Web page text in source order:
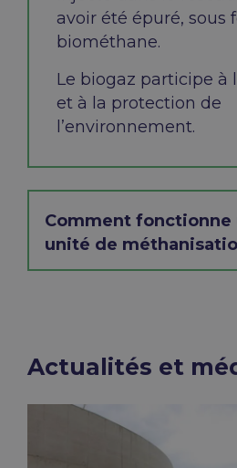
avoir été épuré, sous
biométhane.
Le biogaz participe à
et à la protection de
l’environnement.
Comment fonctionne
unité de
Actualités et